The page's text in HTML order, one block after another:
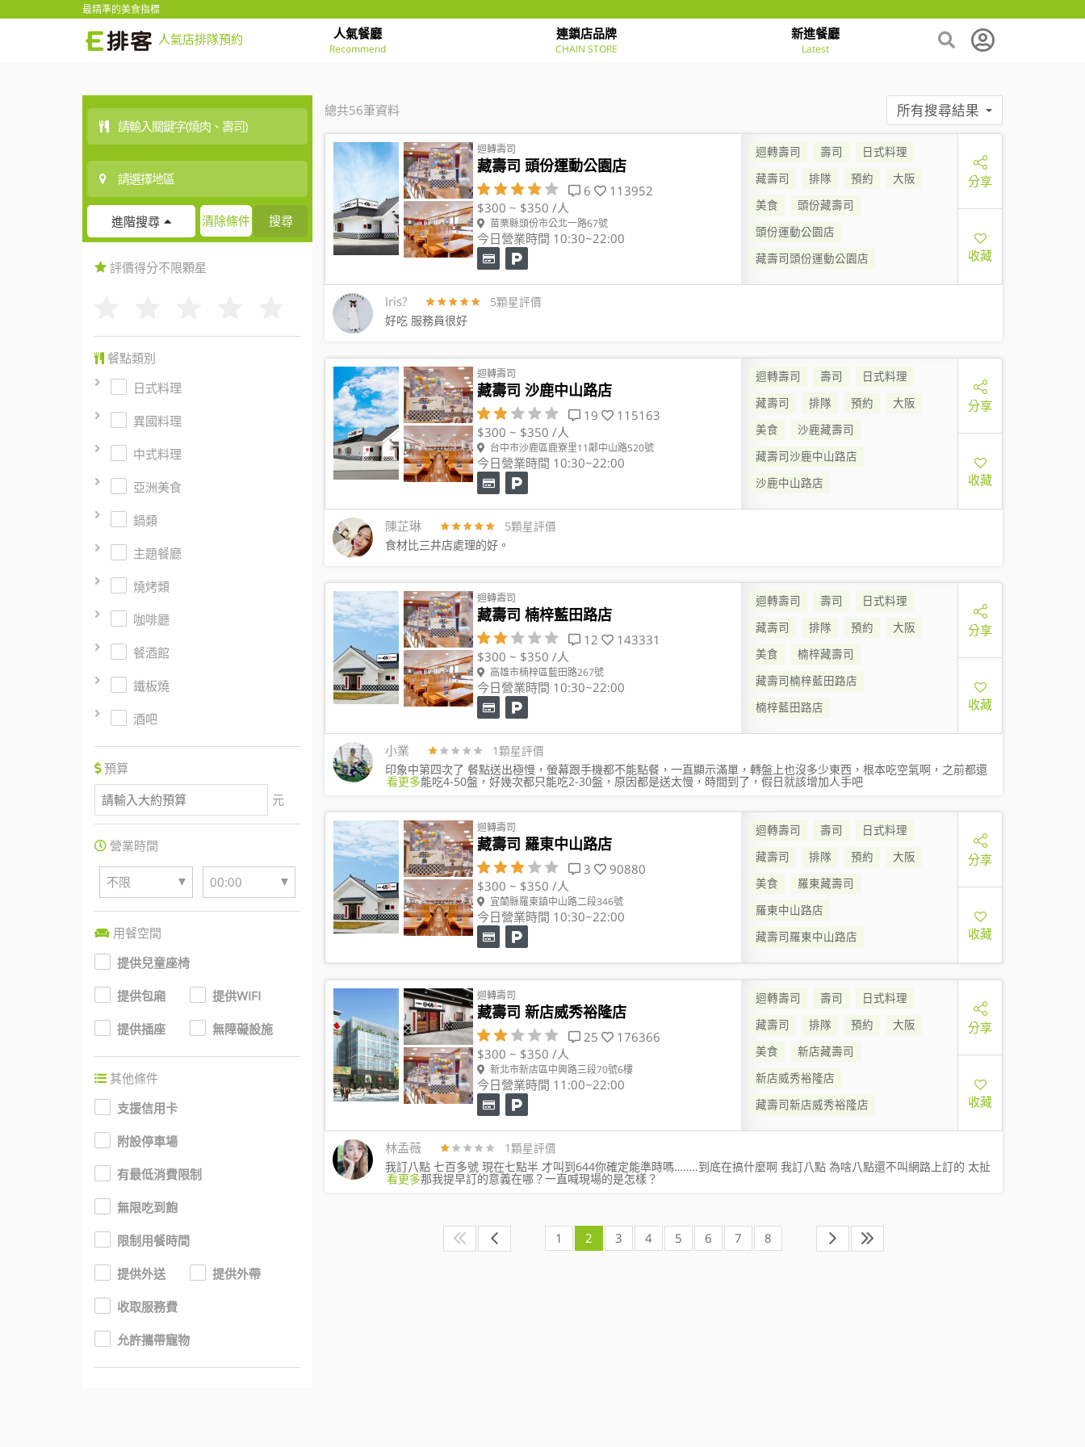
最精準的美食指標
人氣店排隊預約 人氣餐廳
Recommend
連鎖店品牌
CHAIN STORE
新進餐廳
Latest
進階搜尋 清除條件 搜尋
評價得分不限顆星
餐點類別
日式料理
異國料理
中式料理
亞洲美食
鍋類
主題餐廳
燒烤類
咖啡廳
餐酒館
鐵板燒
酒吧
預算
元
營業時間
不限 ▼ 00:00 ▼
用餐空間
提供兒童座椅
提供包廂 提供WIFI
提供插座 無障礙設施
其他條件
支援信用卡
附設停車場
有最低消費限制
無限吃到飽
限制用餐時間
提供外送 提供外帶
收取服務費
允許攜帶寵物
總共56筆資料 所有搜尋結果
迴轉壽司
藏壽司 頭份運動公園店
6
113952
$300 ~ $350 /人
苗栗縣頭份市公北一路67號
今日營業時間 10:30~22:00
迴轉壽司 壽司
日式料理
藏壽司
排隊 預約
大阪
美食
頭份藏壽司
頭份運動公園店
藏壽司頭份運動公園店
分享
收藏
Iris? 5顆星評價
好吃 服務員很好
迴轉壽司
藏壽司 沙鹿中山路店
19
115163
$300 ~ $350 /人
台中市沙鹿區鹿寮里11鄰中山路520號
今日營業時間 10:30~22:00
迴轉壽司 壽司
日式料理
藏壽司
排隊 預約
大阪
美食
沙鹿藏壽司
藏壽司沙鹿中山路店
沙鹿中山路店
分享
收藏
陳芷琳 5顆星評價
食材比三井店處理的好。
迴轉壽司
藏壽司 楠梓藍田路店
12
143331
$300 ~ $350 /人
高雄市楠梓區藍田路267號
今日營業時間 10:30~22:00
迴轉壽司 壽司
日式料理
藏壽司
排隊 預約
大阪
美食
楠梓藏壽司
藏壽司楠梓藍田路店
楠梓藍田路店
分享
收藏
小業 1顆星評價
印象中第四次了 餐點送出極慢，螢幕跟手機都不能點餐，一直顯示滿單，轉盤上也沒多少東西，根本吃空氣啊，之前都還
能吃4-50盤，好幾次都只能吃2-30盤，原因都是送太慢，時間到了，假日就該增加人手吧
看更多
迴轉壽司
藏壽司 羅東中山路店
3
90880
$300 ~ $350 /人
宜蘭縣羅東鎮中山路二段346號
今日營業時間 10:30~22:00
迴轉壽司 壽司
日式料理
藏壽司
排隊 預約
大阪
美食
羅東藏壽司
羅東中山路店
藏壽司羅東中山路店
分享
收藏
迴轉壽司
藏壽司 新店威秀裕隆店
25
176366
$300 ~ $350 /人
新北市新店區中興路三段70號6樓
今日營業時間 11:00~22:00
迴轉壽司 壽司
日式料理
藏壽司
排隊 預約
大阪
美食
新店藏壽司
新店威秀裕隆店
藏壽司新店威秀裕隆店
分享
收藏
林孟薇 1顆星評價
我訂八點 七百多號 現在七點半 才叫到644你確定能準時嗎……..到底在搞什麼啊 我訂八點 為啥八點還不叫網路上訂的 太扯
那我提早訂的意義在哪？一直喊現場的是怎樣？
看更多
1 2 3 4 5 6 7 8